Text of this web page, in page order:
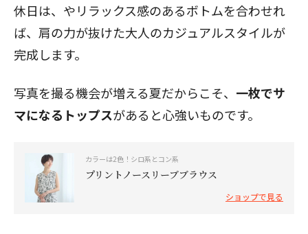
休日は、やリラックス感のあるボトムを合わせれ
ば、肩の力が抜けた大人のカジュアルスタイルが
完成します。
写真を撮る機会が増える夏だからこそ、 一枚でサ
マになるトップスがあると心強いものです。
カラーは2色！シロ系とコン系
プリントノースリーブブラウス
ショップで見る